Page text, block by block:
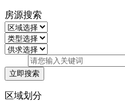
房源搜索
区域划分